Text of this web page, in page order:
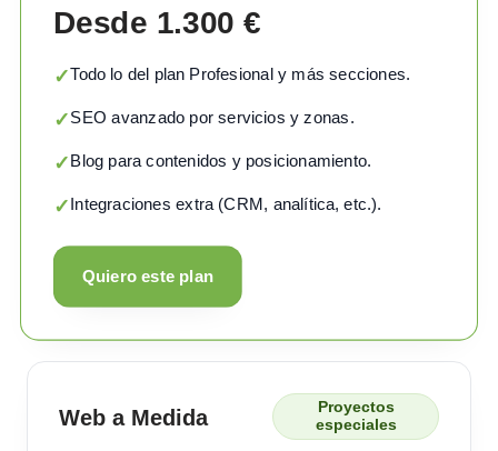
Desde 1.300 €
✓Todo lo del plan Profesional y más secciones.
✓SEO avanzado por servicios y zonas.
✓Blog para contenidos y posicionamiento.
✓Integraciones extra (CRM, analítica, etc.).
Quiero este plan
Web a Medida
Proyectos
especiales